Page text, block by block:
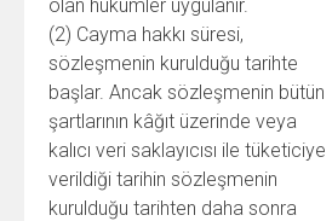
olan hükümler uygulanır.
(2) Cayma hakkı süresi,
sözleşmenin kurulduğu tarihte
başlar. Ancak sözleşmenin bütün
şartlarının kâğıt üzerinde veya
kalıcı veri saklayıcısı ile tüketiciye
verildiği tarihin sözleşmenin
kurulduğu tarihten daha sonra